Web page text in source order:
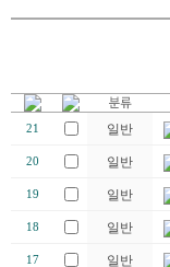
21 일반
20 일반
19 일반
18 일반
17 일반